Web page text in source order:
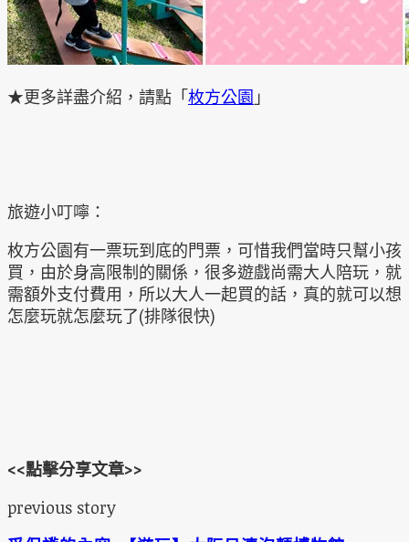
★更多詳盡介紹，請點「枚方公園 」
旅遊小叮嚀：
枚方公園有一票玩到底的門票，可惜我們當時只幫小孩
買，由於身高限制的關係，很多遊戲尚需大人陪玩，就
需額外支付費用，所以大人一起買的話，真的就可以想
怎麼玩就怎麼玩了(排隊很快)
<<點擊分享文章>>
previous story